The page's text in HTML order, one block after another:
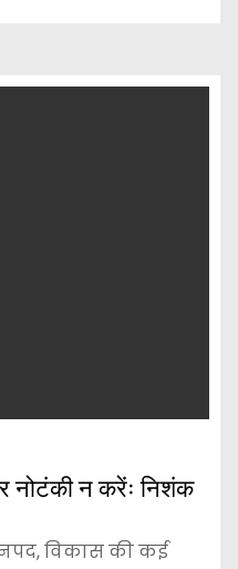
नोटंकी न करेंः निशंक
विकास की कई